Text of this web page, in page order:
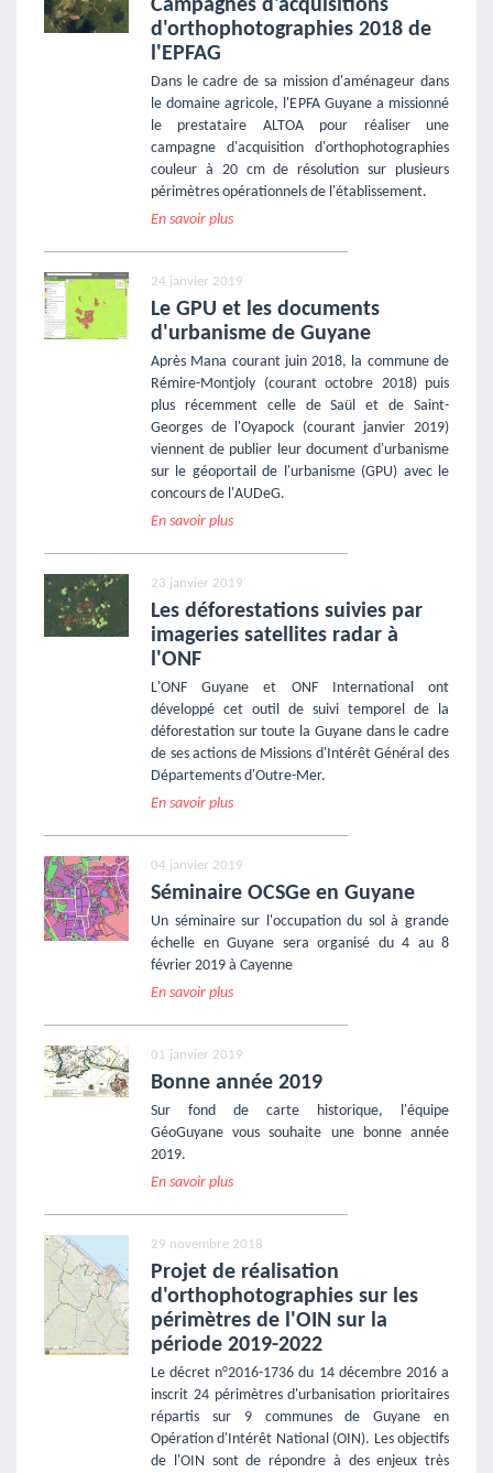
Campagnes d'acquisitions
d'orthophotographies 2018 de
l'EPFAG
Dans le cadre de sa mission d'aménageur dans
le domaine agricole, l'EPFA Guyane a missionné
le prestataire ALTOA pour réaliser une
campagne d'acquisition d'orthophotographies
couleur à 20 cm de résolution sur plusieurs
périmètres opérationnels de l'établissement.
En savoir plus
24 janvier 2019
Le GPU et les documents
d'urbanisme de Guyane
Après Mana courant juin 2018, la commune de
Rémire-Montjoly (courant octobre 2018) puis
plus récemment celle de Saül et de Saint-
Georges de l'Oyapock (courant janvier 2019)
viennent de publier leur document d'urbanisme
sur le géoportail de l'urbanisme (GPU) avec le
concours de l'AUDeG.
En savoir plus
23 janvier 2019
Les déforestations suivies par
imageries satellites radar à
l'ONF
L'ONF Guyane et ONF International ont
développé cet outil de suivi temporel de la
déforestation sur toute la Guyane dans le cadre
de ses actions de Missions d'Intérêt Général des
Départements d'Outre-Mer.
En savoir plus
04 janvier 2019
Séminaire OCSGe en Guyane
Un séminaire sur l'occupation du sol à grande
échelle en Guyane sera organisé du 4 au 8
février 2019 à Cayenne
En savoir plus
01 janvier 2019
Bonne année 2019
Sur fond de carte historique, l'équipe
GéoGuyane vous souhaite une bonne année
2019.
En savoir plus
29 novembre 2018
Projet de réalisation
d'orthophotographies sur les
périmètres de l'OIN sur la
période 2019-2022
Le décret n°2016-1736 du 14 décembre 2016 a
inscrit 24 périmètres d'urbanisation prioritaires
répartis sur 9 communes de Guyane en
Opération d'Intérêt National (OIN). Les objectifs
de l'OIN sont de répondre à des enjeux très